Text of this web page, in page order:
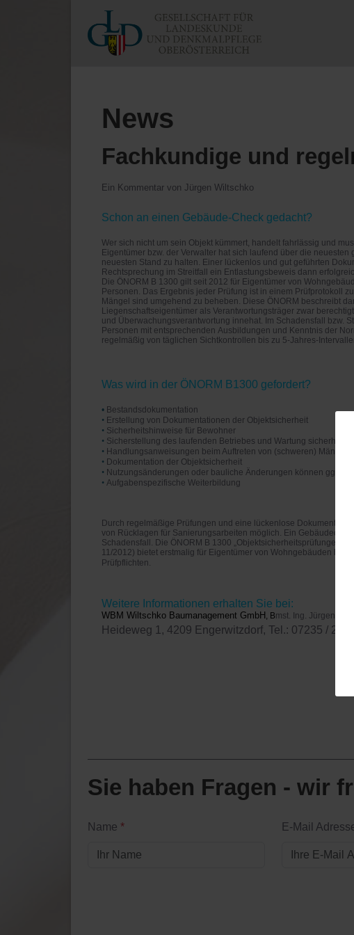
News
Fachkundige und
Ein Kommentar von Jürgen Wiltschko
Schon an einen Gebäude-Check gedacht?
Wer sich nicht um sein Objekt kümmert, handelt fahrlässig und
Eigentümer bzw. der Verwalter hat sich laufend über die
neuesten Stand zu halten. Einer lückenlos und gut geführten
Rechtsprechung im Streitfall ein Entlastungsbeweis dann
Die ÖNORM B 1300 gilt seit 2012 für Eigentümer von
Personen. Das Ergebnis jeder Prüfung ist in einem Prüfprotokoll
Mängel sind umgehend zu beheben. Diese ÖNORM beschreibt
Liegenschaftseigentümer als Verantwortungsträger zwar
und Überwachungsverantwortung innehat. Im Schadensfall bzw.
Personen mit entsprechenden Ausbildungen und Kenntnis der
regelmäßig von täglichen Sichtkontrollen bis zu 5-Jahres-
Was wird in der ÖNORM B1300 gefordert?
• Bestandsdokumentation
• Erstellung von Dokumentationen der Objektsicherheit
• Sicherheitshinweise für Bewohner
• Sicherstellung des laufenden Betriebes und Wartung
• Handlungsanweisungen beim Auftreten von (schweren) Mängeln
• Dokumentation der Objektsicherheit
• Nutzungsänderungen oder bauliche Änderungen können ggf.
• Aufgabenspezifische Weiterbildung
Durch regelmäßige Prüfungen und eine lückenlose
von Rücklagen für Sanierungsarbeiten möglich. Ein
Schadensfall. Die ÖNORM B 1300 „Objektsicherheitsprüfungen
11/2012) bietet erstmalig für Eigentümer von Wohngebäuden
Prüfpflichten.
Weitere Informationen erhalten Sie bei:
WBM Wiltschko Baumanagement GmbH , Bmst. Ing. Jürgen
Heideweg 1, 4209 Engerwitzdorf, Tel.: 07235 /
Sie haben Fragen - wir
Name * E-Mail